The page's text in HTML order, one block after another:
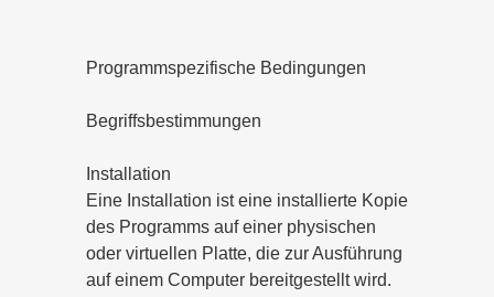
Programmspezifische Bedingungen
Begriffsbestimmungen
Installation
Eine Installation ist eine installierte Kopie
des Programms auf einer physischen
oder virtuellen Platte, die zur Ausführung
auf einem Computer bereitgestellt wird.